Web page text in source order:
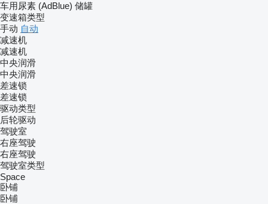
车用尿素 (AdBlue) 储罐
变速箱类型
手动 自动
减速机
减速机
中央润滑
中央润滑
差速锁
差速锁
驱动类型
后轮驱动
驾驶室
右座驾驶
右座驾驶
驾驶室类型
Space
卧铺
卧铺